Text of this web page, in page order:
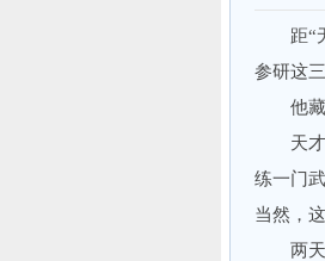
距“无
参研这
他藏身
天才与
练一门
当然，
两天两